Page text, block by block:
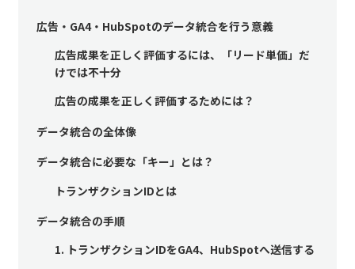
広告・GA4・HubSpotのデータ統合を行う意義
広告成果を正しく評価するには、「リード単価」だ
けでは不十分
広告の成果を正しく評価するためには？
データ統合の全体像
データ統合に必要な「キー」とは？
トランザクションIDとは
データ統合の手順
1. トランザクションIDをGA4、HubSpotへ送信する